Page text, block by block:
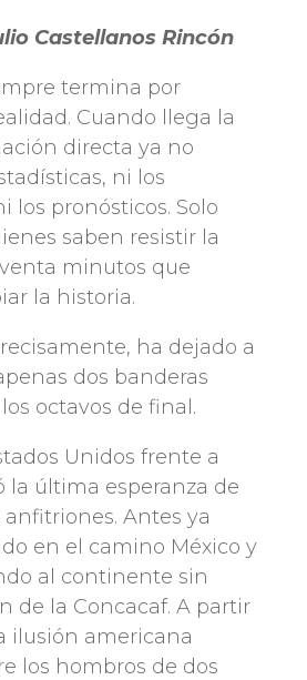
Castellanos Rincón
termina por
Cuando llega la
directa ya no
ni los
los pronósticos. Solo
saben resistir la
minutos que
la historia.
ha dejado a
dos banderas
octavos de final.
Unidos frente a
la última esperanza de
anfitriones. Antes ya
en el camino México y
al continente sin
de la Concacaf. A partir
ilusión americana
los hombros de dos